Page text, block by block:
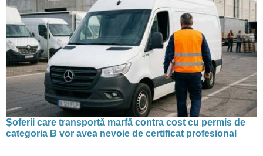
Șoferii care transportă marfă contra cost cu permis de
categoria B vor avea nevoie de certificat profesional